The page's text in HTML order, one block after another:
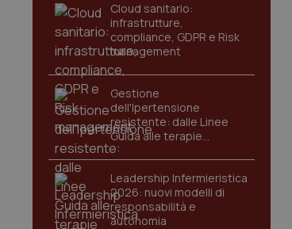
Cloud sanitario:
infrastrutture,
compliance, GDPR e Risk
management
Gestione
dell'Ipertensione
resistente: dalle Linee
Guida alle terapie
innovative
Leadership Infermieristica
2026: nuovi modelli di
responsabilità e
autonomia